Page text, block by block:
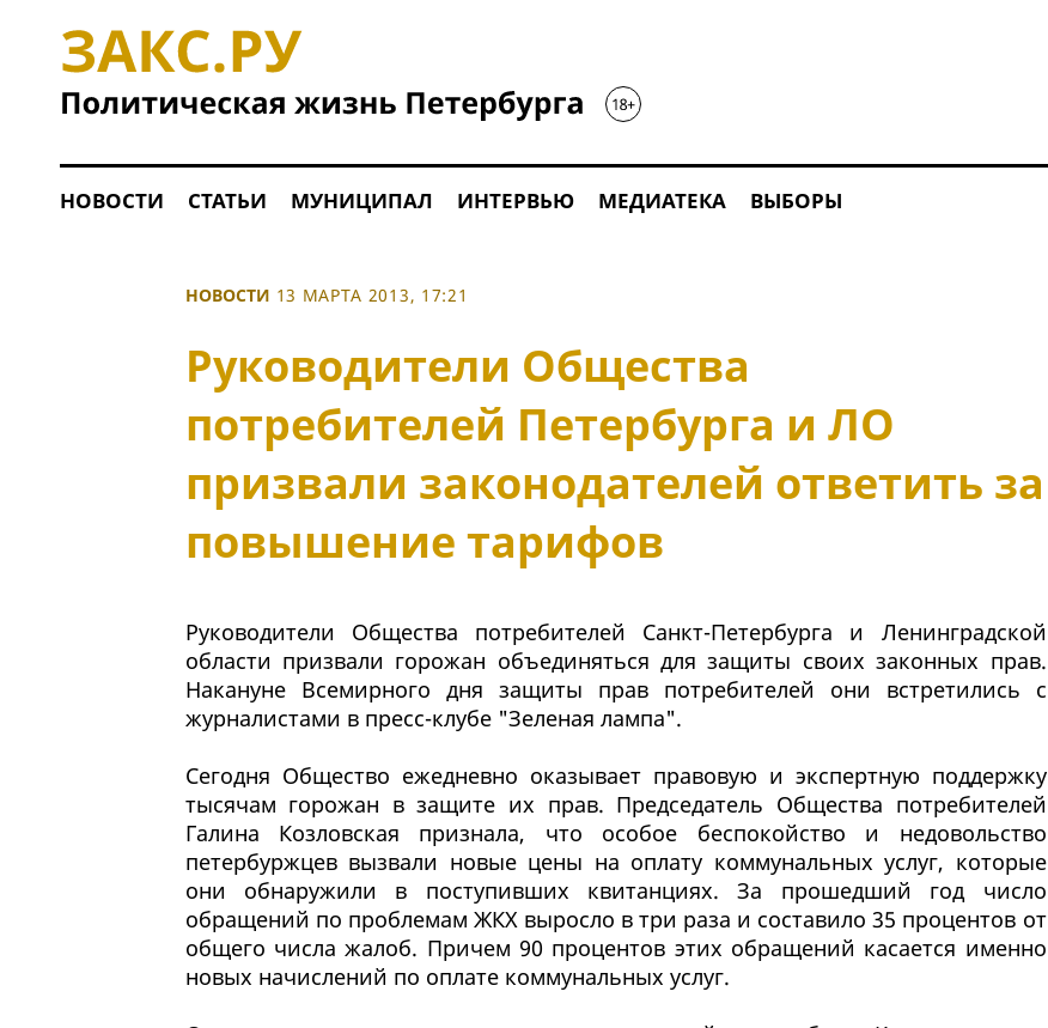
НОВОСТИ СТАТЬИ МУНИЦИПАЛ ИНТЕРВЬЮ МЕДИАТЕКА ВЫБОРЫ
НОВОСТИ 13 МАРТА 2013, 17:21
Руководители Общества
потребителей Петербурга и ЛО
призвали законодателей ответить за
повышение тарифов
Руководители Общества потребителей Санкт-Петербурга и Ленинградской
области призвали горожан объединяться для защиты своих законных прав.
Накануне Всемирного дня защиты прав потребителей они встретились с
журналистами в пресс-клубе "Зеленая лампа".
Сегодня Общество ежедневно оказывает правовую и экспертную поддержку
тысячам горожан в защите их прав. Председатель Общества потребителей
Галина Козловская признала, что особое беспокойство и недовольство
петербуржцев вызвали новые цены на оплату коммунальных услуг, которые
они обнаружили в поступивших квитанциях. За прошедший год число
обращений по проблемам ЖКХ выросло в три раза и составило 35 процентов от
общего числа жалоб. Причем 90 процентов этих обращений касается именно
новых начислений по оплате коммунальных услуг.